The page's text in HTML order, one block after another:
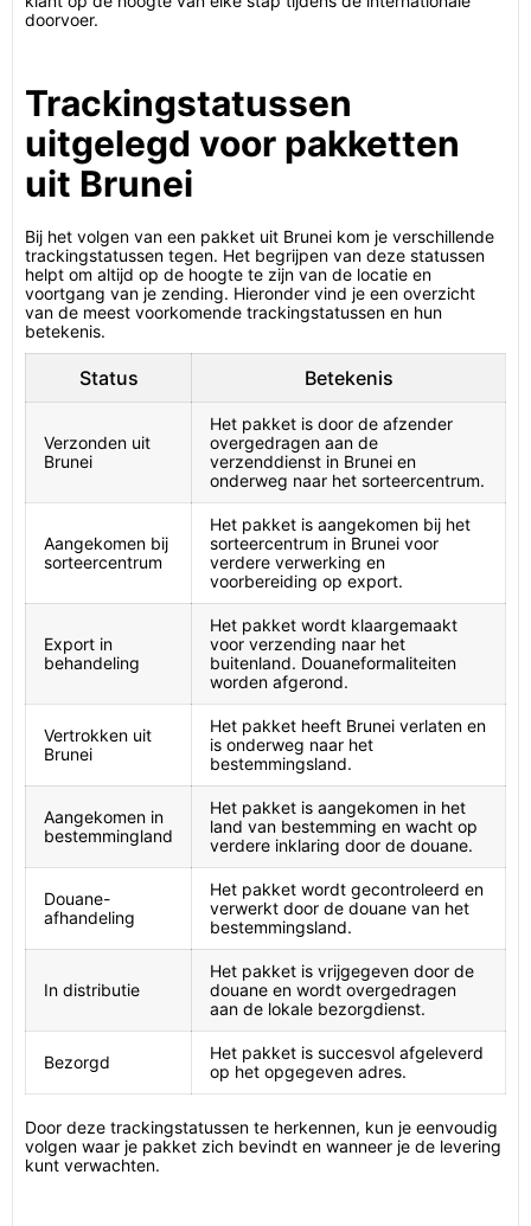
doorvoer.
Trackingstatussen
uitgelegd voor pakketten
uit Brunei
Bij het volgen van een pakket uit Brunei kom je verschillende
trackingstatussen tegen. Het begrijpen van deze statussen
helpt om altijd op de hoogte te zijn van de locatie en
voortgang van je zending. Hieronder vind je een overzicht
van de meest voorkomende trackingstatussen en hun
betekenis.
Status Betekenis
Verzonden uit
Brunei
Het pakket is door de afzender
overgedragen aan de
verzenddienst in Brunei en
onderweg naar het sorteercentrum.
Aangekomen bij
sorteercentrum
Het pakket is aangekomen bij het
sorteercentrum in Brunei voor
verdere verwerking en
voorbereiding op export.
Export in
behandeling
Het pakket wordt klaargemaakt
voor verzending naar het
buitenland. Douaneformaliteiten
worden afgerond.
Vertrokken uit
Brunei
Het pakket heeft Brunei verlaten en
is onderweg naar het
bestemmingsland.
Aangekomen in
bestemmingland
Het pakket is aangekomen in het
land van bestemming en wacht op
verdere inklaring door de douane.
Douane-
afhandeling
Het pakket wordt gecontroleerd en
verwerkt door de douane van het
bestemmingsland.
In distributie
Het pakket is vrijgegeven door de
douane en wordt overgedragen
aan de lokale bezorgdienst.
Bezorgd
Het pakket is succesvol afgeleverd
op het opgegeven adres.
Door deze trackingstatussen te herkennen, kun je eenvoudig
volgen waar je pakket zich bevindt en wanneer je de levering
kunt verwachten.